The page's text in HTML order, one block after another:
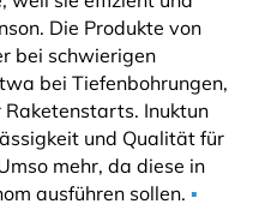
von
bei schwierigen
bei Tiefenbohrungen,
Inuktun
und Qualität für
ausführen sollen.▪